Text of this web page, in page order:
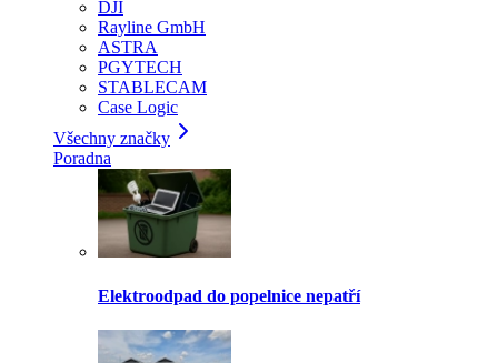
DJI
Rayline GmbH
ASTRA
PGYTECH
STABLECAM
Case Logic
Všechny značky
Poradna
Elektroodpad do popelnice nepatří